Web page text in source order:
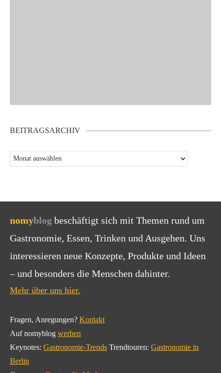
BEITRAGSARCHIV
nomyblog beschäftigt sich mit Themen rund um
Gastronomie, Essen, Trinken und Ausgehen. Uns
interessieren neue Konzepte, Produkte und Ideen
– und besonders die Menschen dahinter.
Mehr über uns hier.
Fragen, Anregungen? Kontakt
Auf nomyblog werben
Keynotes: Gastronomie-Trends Trendtouren: Gastronomie in
Berlin